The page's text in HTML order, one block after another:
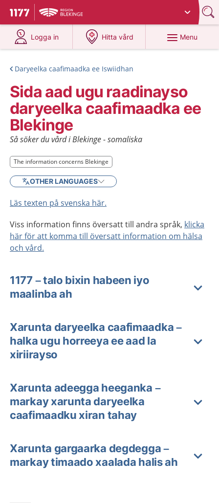
To start page for 1177
Du har valt region
Logga in
at 1177.se
Hitta vård
at 1177.se
Menu
Daryeelka caafimaadka ee Iswiidhan
Sida aad ugu raadinayso
daryeelka caafimaadka ee
Blekinge
Så söker du vård i Blekinge - somaliska
The information concerns Blekinge
The information concerns Blekinge
OTHER LANGUAGES
Läs texten på svenska här.
Viss information finns översatt till andra språk, klicka
här för att komma till översatt information om hälsa
och vård.
1177 – talo bixin habeen iyo
maalinba ah
Xarunta daryeelka caafimaadka –
halka ugu horreeya ee aad la
xiriirayso
Xarunta adeegga heeganka –
markay xarunta daryeelka
caafimaadku xiran tahay
Xarunta gargaarka degdegga –
markay timaado xaalada halis ah